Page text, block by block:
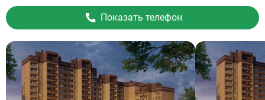
Показать телефон